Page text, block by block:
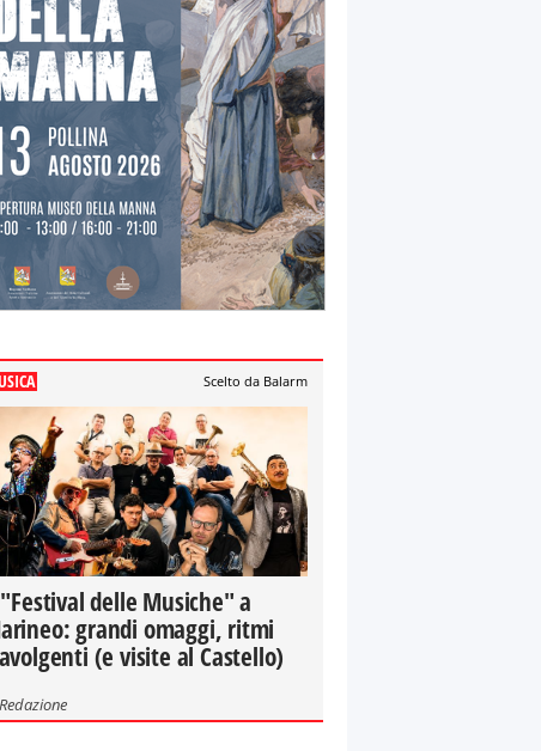
Scelto da Balarm
delle Musiche" a
grandi omaggi, ritmi
(e visite al Castello)
Redazione